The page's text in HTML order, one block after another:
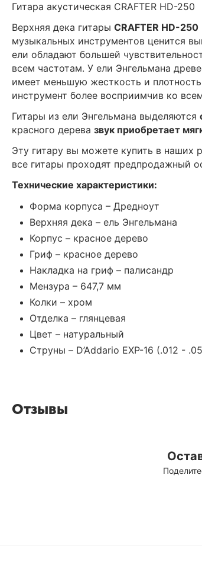
Гитара акустическая CRAFTER HD-250
Верхняя дека гитары CRAFTER HD-250
музыкальных инструментов ценится
ели обладают большей
всем частотам. У ели Энгельмана
имеет меньшую жесткость и
инструмент более восприимчив ко
Гитары из ели Энгельмана выделяются
красного дерева звук приобретает
Эту гитару вы можете купить в наших
все гитары проходят предпродажный
Технические характеристики:
Форма корпуса – Дредноут
Верхняя дека – ель Энгельмана
Корпус – красное дерево
Гриф – красное дерево
Накладка на гриф – палисандр
Мензура – 647,7 мм
Колки – хром
Отделка – глянцевая
Цвет – натуральный
Струны – D’Addario EXP-16 (.012 -
Отзывы